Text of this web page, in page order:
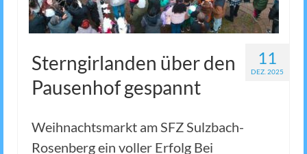
11
DEZ. 2025
Sterngirlanden über den
Pausenhof gespannt
Weihnachtsmarkt am SFZ Sulzbach-
Rosenberg ein voller Erfolg Bei